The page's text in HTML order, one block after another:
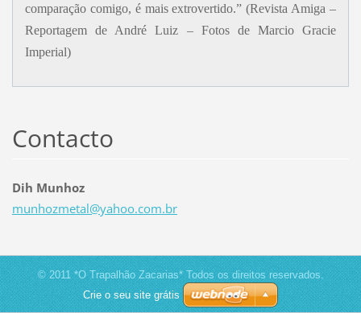
comparação comigo, é mais extrovertido.”(Revista Amiga –
Reportagem de André Luiz – Fotos de Marcio Gracie
Imperial)
Contacto
Dih Munhoz
munhozmetal@yahoo.com.br
© 2011 *O Trapalhão Zacarias* Todos os direitos reservados.
Crie o seu site grátis